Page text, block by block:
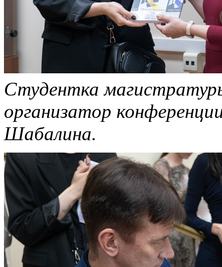
Студентка
организатор
Шабалина.